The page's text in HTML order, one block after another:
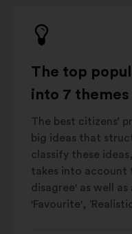
The top
into 7 themes
The best citizens’
big ideas that
classify these
takes into account
disagree' as well
'Favourite',